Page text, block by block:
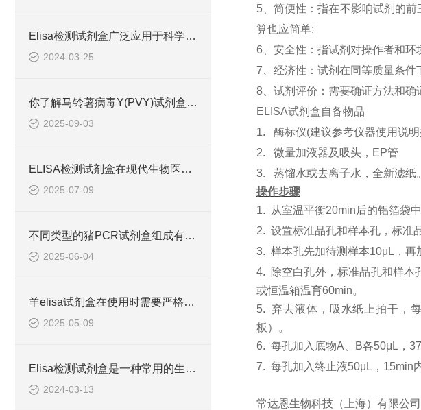
Elisa检测试剂盒广泛应用于科学研究和临床诊断中
2024-03-25
你了解马铃薯病毒Y(PVY)试剂盒吗？
2025-09-03
ELISA检测试剂盒在现代生物医学研究中的作用
2025-07-09
不同类型的猪PCR试剂盒组成有所差异
2025-06-04
羊elisa试剂盒在使用时需要严格遵守流程
2025-05-09
Elisa检测试剂盒是一种常用的生物化学分析技术
2024-03-13
5、简便性：指在不影响试剂的
算也应简单;
6、安全性：指试剂对操作者和环
7、经济性：试剂在同等质量条
8、试剂评价：需要确证方法和确
ELISA试剂盒自备物品
1. 酶标仪(建议参考仪器使用说
2. 微量加液器及吸头，EP管
3. 蒸馏水或去离子水，全新滤纸。
操作步骤
1.
从室温平衡20min后的铝箔袋
2. 设置标准品孔和样本孔，标准
3. 样本孔先加待测样本10μL，再
4.
除空白孔外，标准品孔和样本
或恒温箱温育60min。
5.
弃去液体，吸水纸上拍干，
板）。
6. 每孔加入底物A、B各50μL，
7. 每孔加入终止液50μL，15min
常达恩生物科技（上海）有限公司